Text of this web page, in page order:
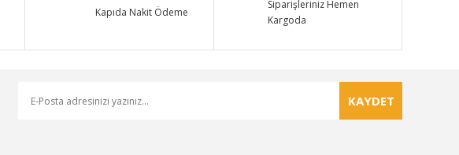
Kapıda Nakit Ödeme
Siparişleriniz Hemen
Kargoda
KAYDET